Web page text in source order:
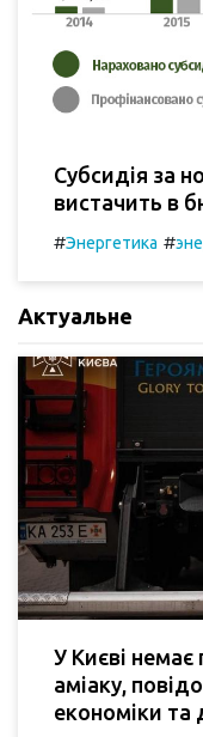
Субсидія за
вистачить в
#Энергетика #
Актуальне
У Києві немає
аміаку,
економіки та